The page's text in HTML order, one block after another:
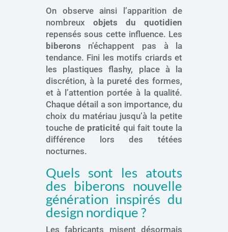
On observe ainsi l’apparition de
nombreux objets du quotidien
repensés sous cette influence. Les
biberons n’échappent pas à la
tendance. Fini les motifs criards et
les plastiques flashy, place à la
discrétion, à la pureté des formes,
et à l’attention portée à la qualité.
Chaque détail a son importance, du
choix du matériau jusqu’à la petite
touche de praticité qui fait toute la
différence lors des tétées
nocturnes.
Quels sont les atouts
des biberons nouvelle
génération inspirés du
design nordique ?
Les fabricants misent désormais